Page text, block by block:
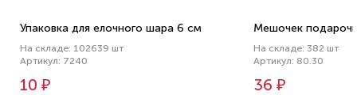
Упаковка для елочного шара 6 см
На складе: 102639 шт
Артикул: 7240
10 ₽
Мешочек
На складе: 382 шт
Артикул: 80.30
36 ₽